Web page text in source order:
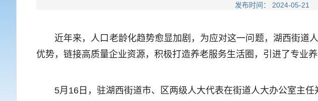
发布时间： 2024-05-
近年来，人口老龄化趋势愈显加剧，为应对这一问题，湖西街道人
优势，链接高质量企业资源，积极打造养老服务生活圈，引进了专业
5月16日，驻湖西街道市、区两级人大代表在街道人大办公室主任